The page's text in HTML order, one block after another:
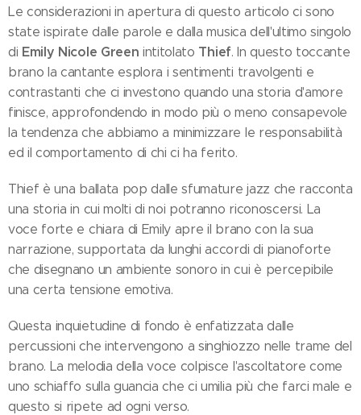
Le considerazioni in apertura di questo articolo ci sono
state ispirate dalle parole e dalla musica dell'ultimo singolo
di Emily Nicole Green intitolato Thief. In questo toccante
brano la cantante esplora i sentimenti travolgenti e
contrastanti che ci investono quando una storia d'amore
finisce, approfondendo in modo più o meno consapevole
la tendenza che abbiamo a minimizzare le responsabilità
ed il comportamento di chi ci ha ferito.
Thief è una ballata pop dalle sfumature jazz che racconta
una storia in cui molti di noi potranno riconoscersi. La
voce forte e chiara di Emily apre il brano con la sua
narrazione, supportata da lunghi accordi di pianoforte
che disegnano un ambiente sonoro in cui è percepibile
una certa tensione emotiva.
Questa inquietudine di fondo è enfatizzata dalle
percussioni che intervengono a singhiozzo nelle trame del
brano. La melodia della voce colpisce l'ascoltatore come
uno schiaffo sulla guancia che ci umilia più che farci male e
questo si ripete ad ogni verso.